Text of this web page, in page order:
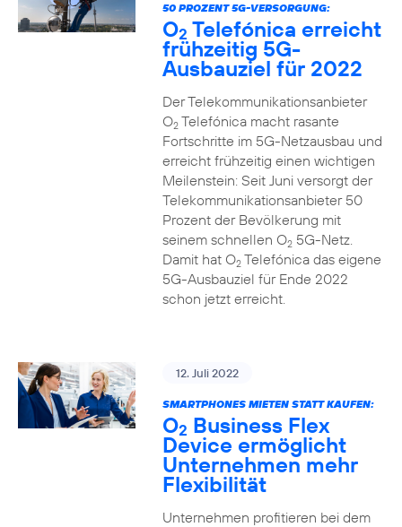
50 PROZENT 5G-VERSORGUNG:
O2 Telefónica erreicht
frühzeitig 5G-
Ausbauziel für 2022
Der Telekommunikationsanbieter
O2Telefónica macht rasante
Fortschritte im 5G-Netzausbau und
erreicht frühzeitig einen wichtigen
Meilenstein: Seit Juni versorgt der
Telekommunikationsanbieter 50
Prozent der Bevölkerung mit
seinem schnellen O25G-Netz.
Damit hat O2Telefónica das eigene
5G-Ausbauziel für Ende 2022
schon jetzt erreicht.
12. Juli 2022
SMARTPHONES MIETEN STATT KAUFEN:
O2 Business Flex
Device ermöglicht
Unternehmen mehr
Flexibilität
Unternehmen profitieren bei dem